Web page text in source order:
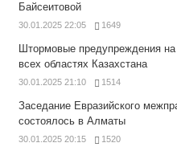
Байсеитовой
30.01.2025 22:05 1649
Штормовые предупреждения
всех областях Казахстана
30.01.2025 21:10 1514
Заседание Евразийского
состоялось в Алматы
30.01.2025 20:15 1520